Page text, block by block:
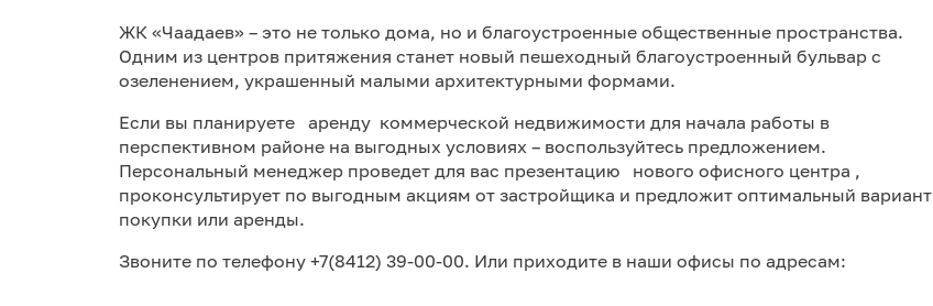
ЖК «Чаадаев» – это не только дома, но и благоустроенные общественные пространства.
Одним из центров притяжения станет новый пешеходный благоустроенный бульвар с
озеленением, украшенный малыми архитектурными формами.
Если вы планируете аренду коммерческой недвижимости для начала работы в
перспективном районе на выгодных условиях – воспользуйтесь предложением.
Персональный менеджер проведет для вас презентацию нового офисного центра ,
проконсультирует по выгодным акциям от застройщика и предложит оптимальный вариант
покупки или аренды.
Звоните по телефону +7(8412) 39-00-00. Или приходите в наши офисы по адресам: